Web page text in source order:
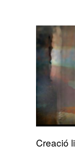
Creació